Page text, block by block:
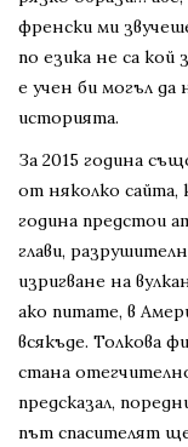
френски ми
по езика не са кой
е учен би могъл
историята.
За 2015 година
от няколко сайта,
година предстои
глави,
изригване на
ако питате, в
всякъде. Толкова
стана
предсказал,
път спасителят